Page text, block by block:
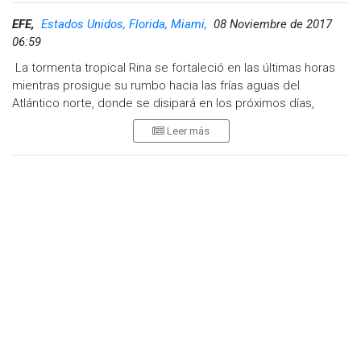
Ver esta publicación en Instagram
EFE, Estados Unidos, Florida, Miami, 08 Noviembre de 2017
06:59
La tormenta tropical Rina se fortaleció en las últimas horas
mientras prosigue su rumbo hacia las frías aguas del
Atlántico norte, donde se disipará en los próximos días,
informó hoy el Centro Nacional de Huracanes (NHC, en
Leer más